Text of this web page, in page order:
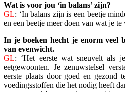
Wat is voor jou ‘in balans’ zijn?
GL: ‘In balans zijn is een beetje
en een beetje meer doen van wat je te
In je boeken hecht je enorm veel
van evenwicht.
GL: ‘Het eerste wat sneuvelt als
eetgewoonten. Je zenuwstelsel
eerste plaats door goed en gezond
voedings­stoffen die het nodig heeft